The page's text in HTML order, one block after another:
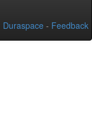
Duraspace - Feedback